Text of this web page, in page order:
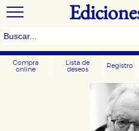
Compra
online
Lista de
deseos
Registro